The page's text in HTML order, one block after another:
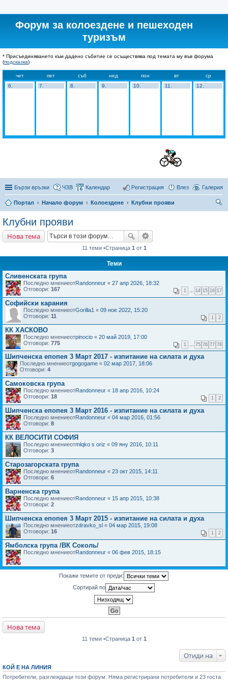
Форум за колоездене и пешеходен
туризъм
* Присъединяването към дадено събитие се осъществява под темата му във форума
(подсказка)
чет пет съб нед пон вт
ср
6.
7. 8. 9. 10. 11. 12.
Бързи връзки Галерия
ЧЗВ Календар Влез
Регистрация
Портал Начало форум Колоездене
Клубни прояви
Клубни прояви
Нова тема
11 теми •Страница 1 от 1
Теми
Сливенската група
Последно мнениеотRandonneur « 27 апр 2026, 18:32
Отговори: 167 1 … 14 15 16 17
Софийски карания
Последно мнениеотGorilla1 « 09 ное 2022, 15:20
Отговори: 11 1 2
КК ХАСКОВО
Последно мнениеотpinocio « 20 май 2019, 17:00
Отговори: 775 1 … 75 76 77 78
Шипченска епопея 3 Март 2017 - изпитание на силата и духа
Последно мнениеотgogogame « 02 мар 2017, 18:06
Отговори: 4
Самоковска група
Последно мнениеотRandonneur « 18 апр 2016, 10:24
Отговори: 18 1 2
Шипченска епопея 3 Март 2016 - изпитание на силата и духа
Последно мнениеотRandonneur « 04 мар 2016, 01:56
Отговори: 8
КК ВЕЛОСИТИ СОФИЯ
Последно мнениеотmlqko s oriz « 09 яну 2016, 10:11
Отговори: 3
Старозагорската група
Последно мнениеотRandonneur « 23 окт 2015, 14:11
Отговори: 6
Варненска група
Последно мнениеотRandonneur « 15 апр 2015, 10:38
Отговори: 2
Шипченска епопея 3 Март 2015 - изпитание на силата и духа
Последно мнениеотzdravko_sl « 04 мар 2015, 19:08
Отговори: 16 1 2
Ямболска група /ВК Соколь/
Последно мнениеотRandonneur « 06 фев 2015, 18:15
Покажи темите от преди:
Сортирай по
Нова тема
11 теми •Страница 1 от 1
Отиди на
КОЙ Е НА ЛИНИЯ
Потребители, разглеждащи този форум: Няма регистрирани потребители и 23 госта